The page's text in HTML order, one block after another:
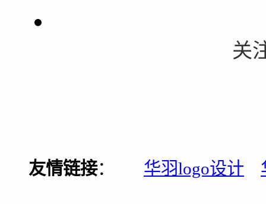
关
友情链接： 华羽logo设计